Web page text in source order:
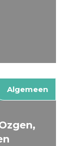
Algemeen